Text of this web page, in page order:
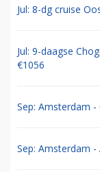
Jul: 8-dg cruise
Jul: 9-daagse
€1056
Sep: Amsterdam -
Sep: Amsterdam -